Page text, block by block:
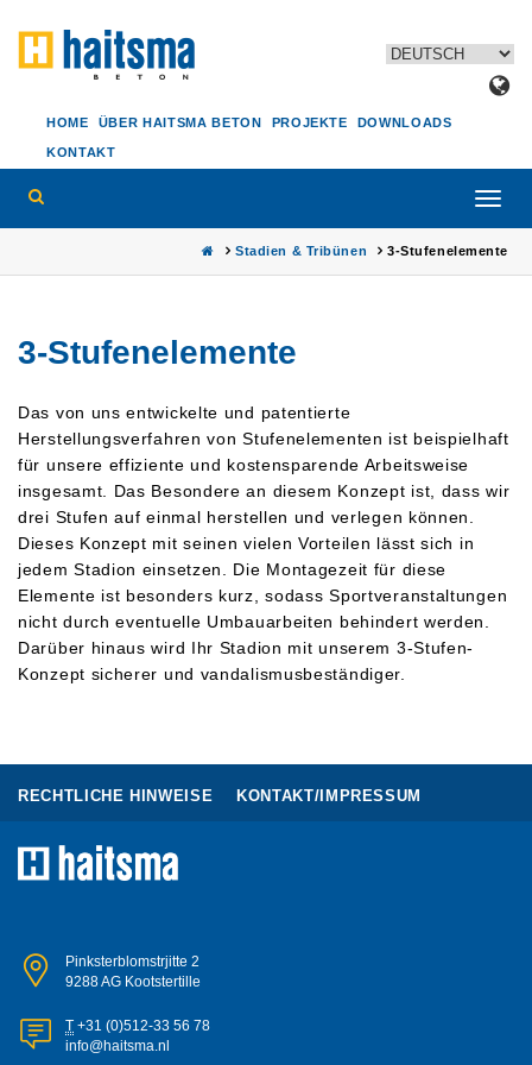
HOME ÜBER HAITSMA BETON PROJEKTE DOWNLOADS
KONTAKT
Stadien & Tribünen 3-Stufenelemente
3-Stufenelemente
Das von uns entwickelte und patentierte
Herstellungsverfahren von Stufenelementen ist beispielhaft
für unsere effiziente und kostensparende Arbeitsweise
insgesamt. Das Besondere an diesem Konzept ist, dass wir
drei Stufen auf einmal herstellen und verlegen können.
Dieses Konzept mit seinen vielen Vorteilen lässt sich in
jedem Stadion einsetzen. Die Montagezeit für diese
Elemente ist besonders kurz, sodass Sportveranstaltungen
nicht durch eventuelle Umbauarbeiten behindert werden.
Darüber hinaus wird Ihr Stadion mit unserem 3-Stufen-
Konzept sicherer und vandalismusbeständiger.
RECHTLICHE HINWEISE KONTAKT/IMPRESSUM
Pinksterblomstrjitte 2
9288 AG Kootstertille
T +31 (0)512-33 56 78
info@haitsma.nl